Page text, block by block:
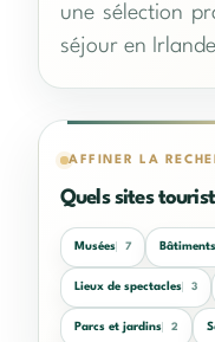
une sélection
séjour en
AFFINER LA
Quels sites
Musées 7
Lieux de spectacles 3
Parcs et jardins 2